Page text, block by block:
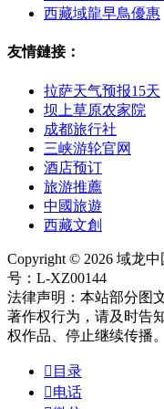
西藏域龍早鳥優惠
友情鏈接：
拉萨天气预报15天
坝上草原农家院
成都旅行社
三峡游轮官网
酒店预订
旅游推薦
中國旅遊
西藏文創
Copyright © 2026 域龙
号：L-XZ00144
法律声明：本站部分图
著作权行为，请及时告
权作品、停止继续传播。
 目录
电话